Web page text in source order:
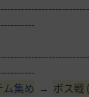
ム集め → ボス戦